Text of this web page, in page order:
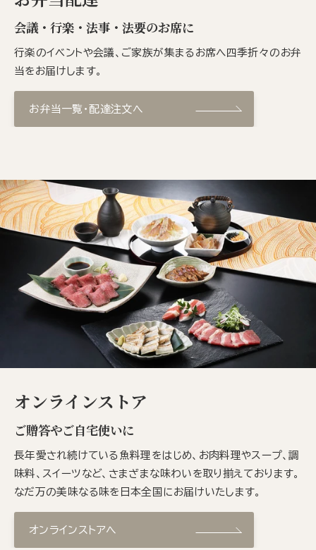
会議・行楽・法事・法要のお席に
行楽のイベントや会議、ご家族が集まるお席へ四季折々のお弁
当をお届けします。
お弁当一覧・配達注文へ
オンラインストア
ご贈答やご自宅使いに
長年愛され続けている魚料理をはじめ、お肉料理やスープ、調
味料、スイーツなど、さまざまな味わいを取り揃えております。
なだ万の美味なる味を日本全国にお届けいたします。
オンラインストアへ